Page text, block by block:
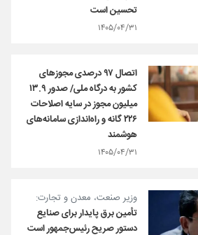
تحسین است
۱۴۰۵/۰۴/۳۱
اتصال ۹۷ درصدی مجوزهای
کشور به درگاه ملی/ صدور ۱۳.۹
میلیون مجوز در سایه اصلاحات
۲۲۶ گانه و راه‌اندازی سامانه‌های
هوشمند
۱۴۰۵/۰۴/۳۱
وزیر صنعت، معدن و تجارت:
تأمین برق پایدار برای صنایع
دستور صریح رئیس‌جمهور است